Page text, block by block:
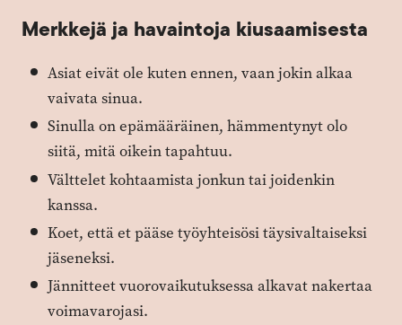
Merkkejä ja havaintoja kiusaamisesta
Asiat eivät ole kuten ennen, vaan jokin alkaa
vaivata sinua.
Sinulla on epämääräinen, hämmentynyt olo
siitä, mitä oikein tapahtuu.
Välttelet kohtaamista jonkun tai joidenkin
kanssa.
Koet, että et pääse työyhteisösi täysivaltaiseksi
jäseneksi.
Jännitteet vuorovaikutuksessa alkavat nakertaa
voimavarojasi.